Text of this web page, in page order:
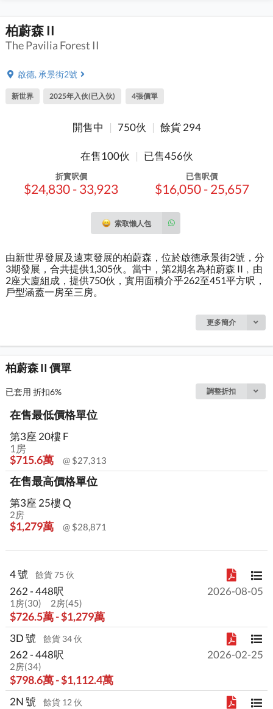
柏蔚森 II
The Pavilia Forest II
啟德, 承景街2號
新世界 2025年入伙(已入伙) 4張價單
開售中 | 750伙 | 餘貨 294
在售100伙 | 已售456伙
折實呎價
$24,830 - 33,923
已售呎價
$16,050 - 25,657
索取懶人包
由新世界發展及遠東發展的柏蔚森，位於啟德承景街2號，分
3期發展，合共提供1,305伙。當中，第2期名為柏蔚森 II﹐由
2座大廈組成，提供750伙，實用面積介乎262至451平方呎，
戶型涵蓋一房至三房。
更多簡介
柏蔚森 II 價單
已套用 折扣6% 調整折扣
在售最低價格單位
第3座 20樓 F
1房
$715.6萬 @ $27,313
在售最高價格單位
第3座 25樓 Q
2房
$1,279萬 @ $28,871
4 號 餘貨 75 伙
2026-08-05
262 - 448呎
1房(30) 2房(45)
$726.5萬 - $1,279萬
3D 號 餘貨 34 伙
2026-02-25
262 - 448呎
2房(34)
$798.6萬 - $1,112.4萬
2N 號 餘貨 12 伙